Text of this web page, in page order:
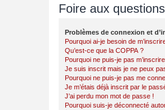
Foire aux questions
Problèmes de connexion et
Pourquoi ai-je besoin de
Qu’est-ce que la COPPA ?
Pourquoi ne puis-je pas
Je suis inscrit mais je ne peux
Pourquoi ne puis-je pas me
Je m’étais déjà inscrit par le
J’ai perdu mon mot de passe !
Pourquoi suis-je déconnecté